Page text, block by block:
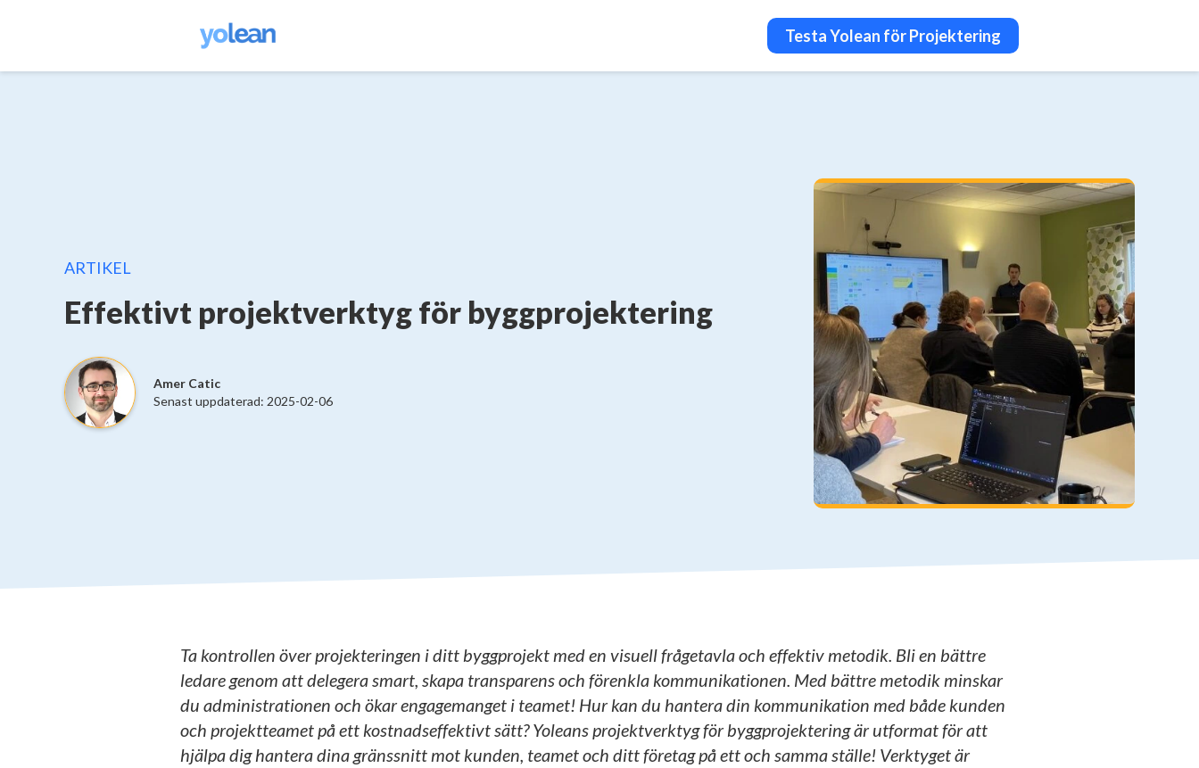
Testa Yolean för Projektering
ARTIKEL
Effektivt projektverktyg för byggprojektering
Amer Catic
Senast uppdaterad: 2025-02-06
Ta kontrollen över projekteringen i ditt byggprojekt med en visuell frågetavla och effektiv metodik. Bli en bättre
ledare genom att delegera smart, skapa transparens och förenkla kommunikationen. Med bättre metodik minskar
du administrationen och ökar engagemanget i teamet! Hur kan du hantera din kommunikation med både kunden
och projektteamet på ett kostnadseffektivt sätt? Yoleans projektverktyg för byggprojektering är utformat för att
hjälpa dig hantera dina gränssnitt mot kunden, teamet och ditt företag på ett och samma ställe! Verktyget är